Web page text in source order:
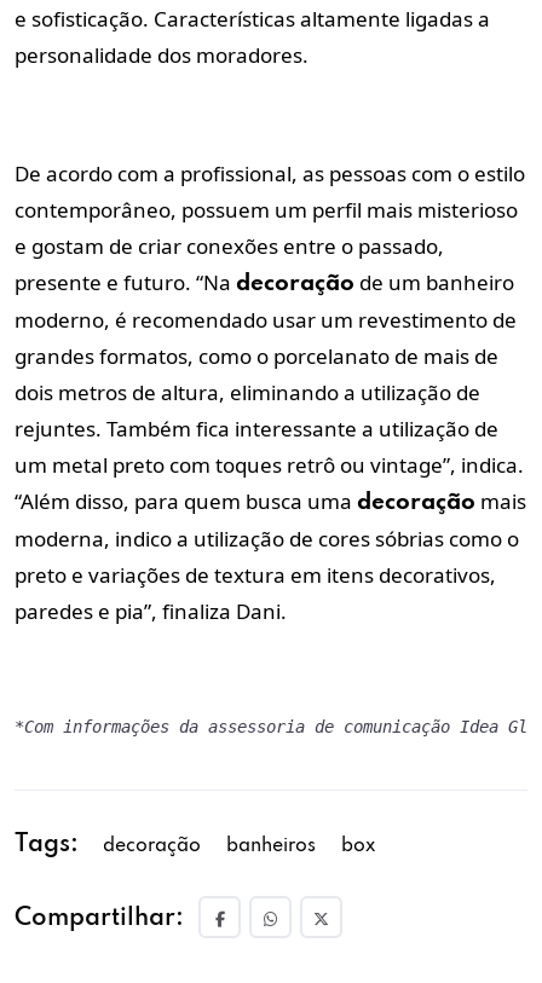
e sofisticação. Características altamente ligadas a
personalidade dos moradores.
De acordo com a profissional, as pessoas com o estilo
contemporâneo, possuem um perfil mais misterioso
e gostam de criar conexões entre o passado,
presente e futuro. “Na decoração de um banheiro
moderno, é recomendado usar um revestimento de
grandes formatos, como o porcelanato de mais de
dois metros de altura, eliminando a utilização de
rejuntes. Também fica interessante a utilização de
um metal preto com toques retrô ou vintage”, indica.
“Além disso, para quem busca uma decoração mais
moderna, indico a utilização de cores sóbrias como o
preto e variações de textura em itens decorativos,
paredes e pia”, finaliza Dani.
*Com informações da assessoria de comunicação Idea
Tags: decoração banheiros box
Compartilhar: